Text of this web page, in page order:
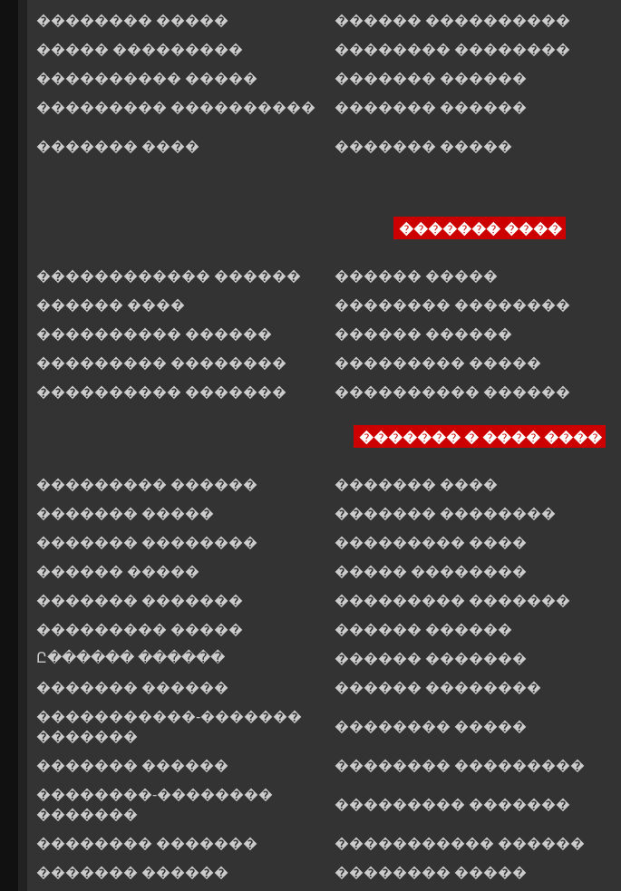
�������� �����
������ ����������
����� ���������
�������� ��������
���������� �����
������� ������
��������� ����������
������� ������
������� ���� ������� �����
������� ����
������������ ������ ������ �����
������ ����
�������� ��������
���������� ������
������ ������
��������� ��������
��������� �����
���������� �������
���������� ������
������� � ���� ����
��������� ������ ������� ����
������� �����
������� ��������
������� ��������
��������� ����
������ �����
����� ��������
������� �������
��������� �������
��������� �����
������ ������
Ը������ ������
������ �������
������� ������
������ ��������
�����������-�������
�������
�������� �����
������� ������ �������� ���������
��������-��������
�������
��������� �������
�������� ������� ����������� ������
������� ������
�������� �����